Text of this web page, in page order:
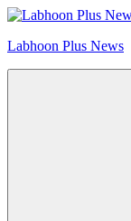
Skip
content
Labhoon Plus News